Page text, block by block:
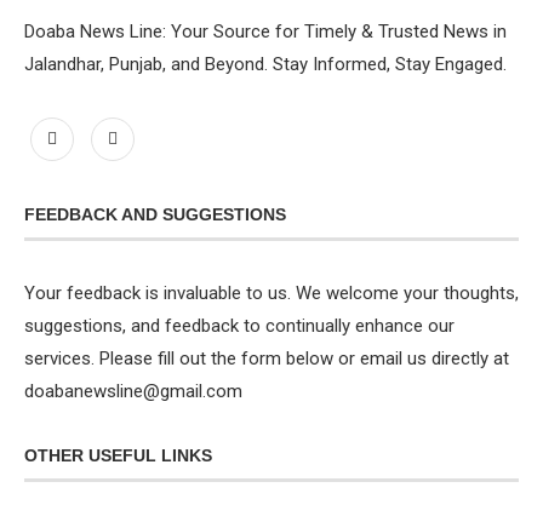
Doaba News Line: Your Source for Timely & Trusted News in
Jalandhar, Punjab, and Beyond. Stay Informed, Stay Engaged.
FEEDBACK AND SUGGESTIONS
Your feedback is invaluable to us. We welcome your thoughts,
suggestions, and feedback to continually enhance our
services. Please fill out the form below or email us directly at
doabanewsline@gmail.com
OTHER USEFUL LINKS